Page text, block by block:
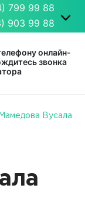
онлайн-
звонка
799 99 88
903 99 88
Мамедова Вусала